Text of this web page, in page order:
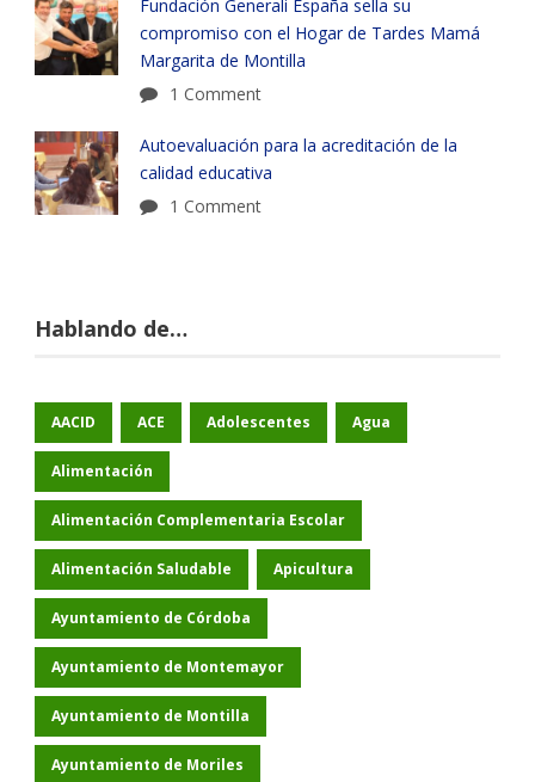
Fundación Generali España sella su
compromiso con el Hogar de Tardes Mamá
Margarita de Montilla
1 Comment
Autoevaluación para la acreditación de la
calidad educativa
1 Comment
Hablando de…
AACID ACE Adolescentes Agua
Alimentación
Alimentación Complementaria Escolar
Alimentación Saludable Apicultura
Ayuntamiento de Córdoba
Ayuntamiento de Montemayor
Ayuntamiento de Montilla
Ayuntamiento de Moriles